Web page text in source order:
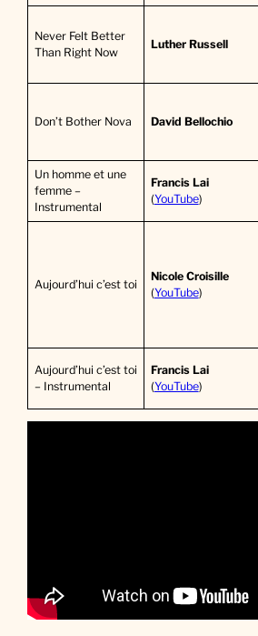
Never Felt Better
Than Right Now
Luther Russell
Don’t Bother Nova David Bellochio
Un homme et une
femme –
Instrumental
Francis Lai
(YouTube)
Aujourd’hui c’est toi
Nicole Croisille
(YouTube)
Aujourd’hui c’est toi
– Instrumental
Francis Lai
(YouTube)